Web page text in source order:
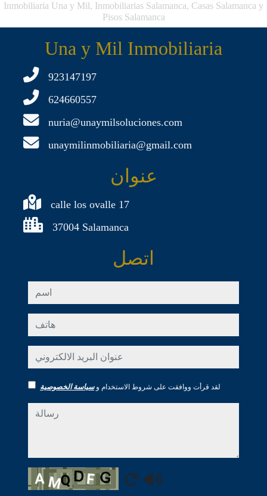
Inmobiliaria Una y Mil, Inmobiliarias Salamanca, Casas Salamanca y
Pisos Salamanca
Una y Mil Inmobiliaria
923147197
624660557
nuria@unaymilsoluciones.com
unaymilinmobiliaria@gmail.com
عنوان
calle los ovalle 17
37004 Salamanca
اتصل
هاتف
عنوان البريد الالكتروني
لقد قرأت ووافقت على شروط الاستخدام وسياسة الخصوصية
رسالة
Captcha